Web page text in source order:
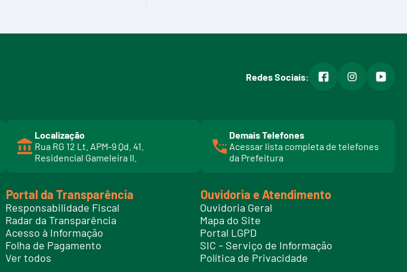
Redes Sociais: facebookinstagram
Localização
Rua RG 12 Lt. APM-9 Qd. 41.
Residencial Gameleira II.
Demais Telefones
Acessar lista completa de telefones
da Prefeitura
l
i
t
e
l
e
f
o
n
Portal da Transparência
Responsabilidade Fiscal
Radar da Transparência
Acesso à Informação
Folha de Pagamento
Ver todos
Ouvidoria e Atendimento
Ouvidoria Geral
Mapa do Site
Portal LGPD
SIC – Serviço de Informação
Política de Privacidade